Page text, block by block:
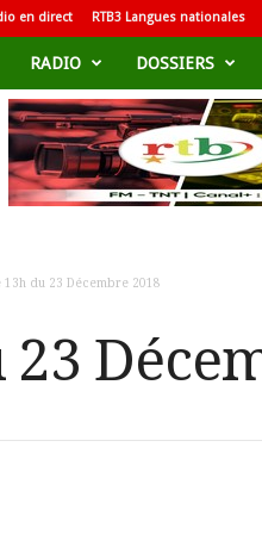
en direct RTB3 Langues nationales
RADIO DOSSIERS
13h du 23 Décembre 2018
23